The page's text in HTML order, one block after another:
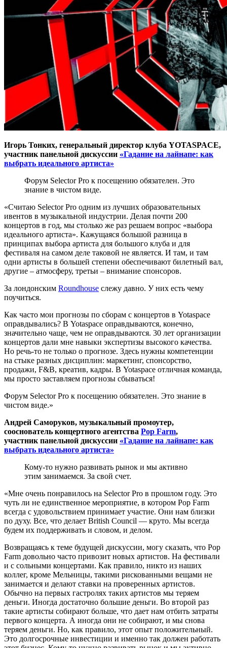
Игорь Тонких, генеральный директор клуба YOTASPACE,
участник панельной дискуссии «Гадание на лайнапе: как
выбрать идеального артиста»
Форум Selector Pro к посещению обязателен. Это
знание в чистом виде.
«Считаю Selector Pro одним из лучших образовательных
ивентов в музыкальной индустрии. Делая почти 200
концертов в год, мы столько же раз решаем вопрос «выбора
идеального артиста». Кажущаяся большой разница в
принципах выбора артиста для большого клуба и для
фестиваля на самом деле таковой не является. И там, и там
одни артисты в большей степени обеспечивают билетный вал,
другие – атмосферу, третьи – внимание спонсоров.
За лондонским Roundhouse слежу давно. У них есть чему
поучиться.
Как часто мои прогнозы по сборам с концертов в Yotaspace
оправдывались? В Yotaspace оправдываются, конечно,
значительно чаще, чем не оправдываются. 30 лет организации
концертов дали мне навыки экспертизы высокого качества.
Но речь-то не только о прогнозе. Здесь нужны компетенции
на стыке разных дисциплин: маркетинг, спонсорство,
продажи, F&B, креатив, кадры. В Yotaspace отличная команда,
мы просто заставляем прогнозы сбываться!
Форум Selector Pro к посещению обязателен. Это знание в
чистом виде.»
Андрей Саморуков, музыкальный промоутер,
сооснователь концертного агентства Pop Farm,
участник панельной дискуссии «Гадание на лайнапе: как
выбрать идеального артиста»
Кому-то нужно развивать рынок и мы активно
этим занимаемся. За свой счет.
«Мне очень понравилось на Selector Pro в прошлом году. Это
чуть ли не единственное мероприятие, в котором Pop Farm
всегда с удовольствием принимает участие. Они нам близки
по духу. Все, что делает British Council — круто. Мы всегда
будем их поддерживать и словом, и делом.
Возвращаясь к теме будущей дискуссии, могу сказать, что Pop
Farm довольно часто привозит новых артистов. На фестивали
и с сольными концертами. Как правило, никто из наших
коллег, кроме Мельницы, такими рискованными вещами не
занимается и делают ставки на проверенных артистов.
Обычно на первых гастролях таких артистов мы теряем
деньги. Иногда достаточно большие деньги. Во второй раз
такие артисты собирают больше, что дает нам отбить затраты
первого концерта. А иногда они не собирают, и мы снова
теряем деньги. Но, как правило, этот опыт положительный.
Это долгосрочные инвестиции и именно так должен работать